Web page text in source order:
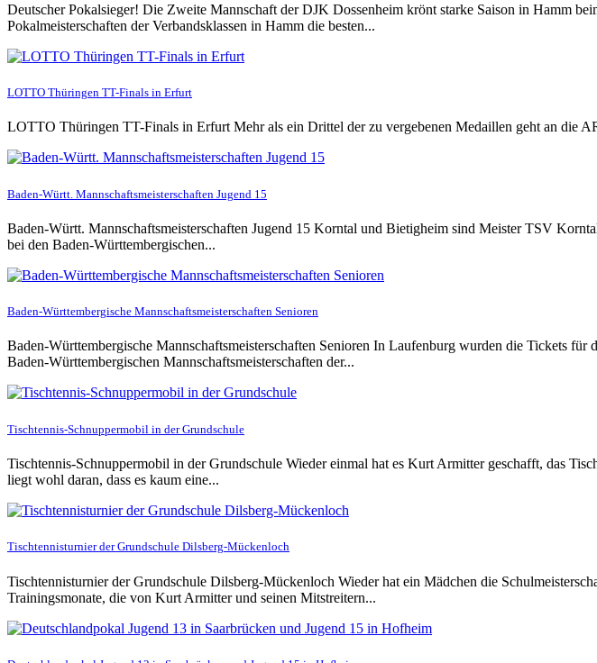
Deutscher Pokalsieger! Die Zweite Mannschaft der DJK Dossenheim krönt starke Saison in Hamm
Pokalmeisterschaften der Verbandsklassen in Hamm die besten...
LOTTO Thüringen TT-Finals in Erfurt
LOTTO Thüringen TT-Finals in Erfurt Mehr als ein Drittel der zu vergebenen Medaillen geht an die
Baden-Württ. Mannschaftsmeisterschaften Jugend 15
Baden-Württ. Mannschaftsmeisterschaften Jugend 15 Korntal und Bietigheim sind Meister TSV
bei den Baden-Württembergischen...
Baden-Württembergische Mannschaftsmeisterschaften Senioren
Baden-Württembergische Mannschaftsmeisterschaften Senioren In Laufenburg wurden die Tickets
Baden-Württembergischen Mannschaftsmeisterschaften der...
Tischtennis-Schnuppermobil in der Grundschule
Tischtennis-Schnuppermobil in der Grundschule Wieder einmal hat es Kurt Armitter geschafft, das
liegt wohl daran, dass es kaum eine...
Tischtennisturnier der Grundschule Dilsberg-Mückenloch
Tischtennisturnier der Grundschule Dilsberg-Mückenloch Wieder hat ein Mädchen die
Trainingsmonate, die von Kurt Armitter und seinen Mitstreitern...